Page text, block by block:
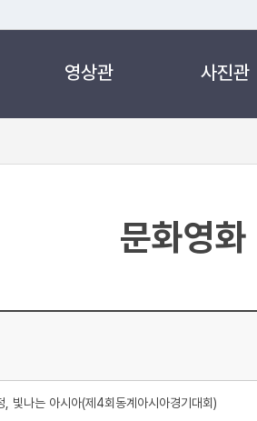
입니다.
영상관 사진관
문화영화
, 빛나는 아시아(제4회동계아시아경기대회)